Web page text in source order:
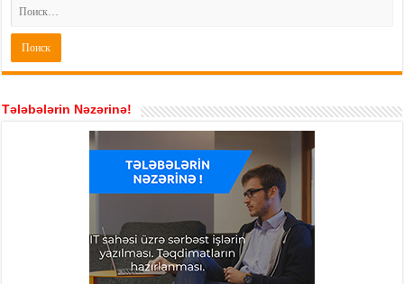
Tələbələrin Nəzərinə!